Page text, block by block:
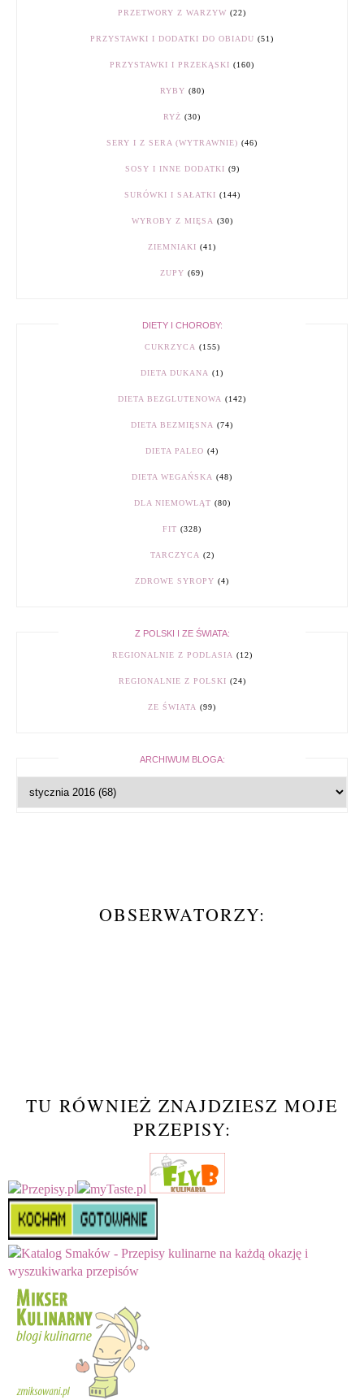
PRZETWORY Z WARZYW (22)
PRZYSTAWKI I DODATKI DO OBIADU (51)
PRZYSTAWKI I PRZEKĄSKI (160)
RYBY (80)
RYŻ (30)
SERY I Z SERA (WYTRAWNIE) (46)
SOSY I INNE DODATKI (9)
SURÓWKI I SAŁATKI (144)
WYROBY Z MIĘSA (30)
ZIEMNIAKI (41)
ZUPY (69)
DIETY I CHOROBY:
CUKRZYCA (155)
DIETA DUKANA (1)
DIETA BEZGLUTENOWA (142)
DIETA BEZMIĘSNA (74)
DIETA PALEO (4)
DIETA WEGAŃSKA (48)
DLA NIEMOWLĄT (80)
FIT (328)
TARCZYCA (2)
ZDROWE SYROPY (4)
Z POLSKI I ZE ŚWIATA:
REGIONALNIE Z PODLASIA (12)
REGIONALNIE Z POLSKI (24)
ZE ŚWIATA (99)
ARCHIWUM BLOGA:
OBSERWATORZY:
TU RÓWNIEŻ ZNAJDZIESZ MOJE
PRZEPISY: